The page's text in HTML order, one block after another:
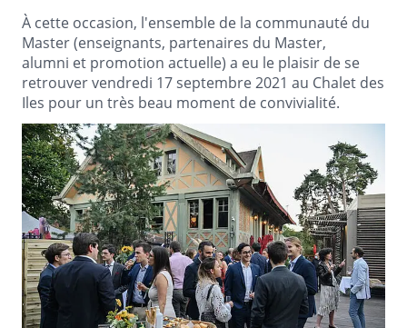
À cette occasion, l'ensemble de la communauté du
Master (enseignants, partenaires du Master,
alumni et promotion actuelle) a eu le plaisir de se
retrouver vendredi 17 septembre 2021 au Chalet des
Iles pour un très beau moment de convivialité.